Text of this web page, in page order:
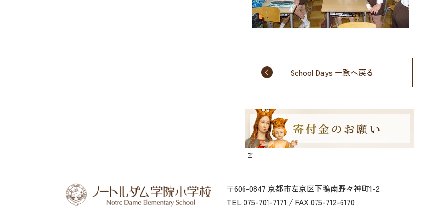
School Days 一覧へ戻る
〒606-0847 京都市左京区下鴨南野々神町1-2
TEL 075-701-7171 / FAX 075-712-6170